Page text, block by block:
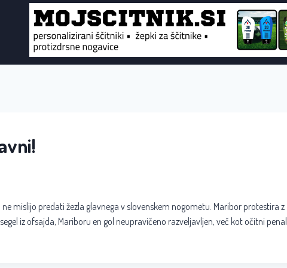
mislijo predati žezla glavnega v slovenskem nogometu. Maribor protestira z
iz ofsajda, Mariboru en gol neupravičeno razveljavljen, več kot očitni penal